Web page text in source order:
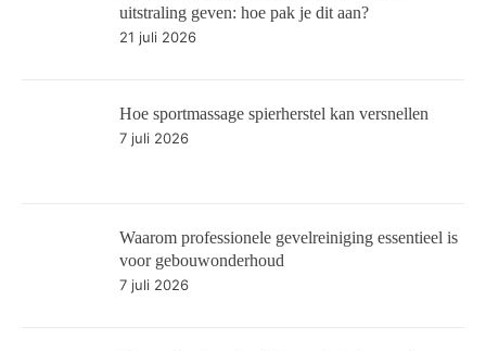
uitstraling geven: hoe pak je dit aan?
21 juli 2026
Hoe sportmassage spierherstel kan versnellen
7 juli 2026
Waarom professionele gevelreiniging essentieel is
voor gebouwonderhoud
7 juli 2026